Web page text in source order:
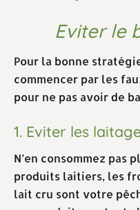
Eviter le
Pour la bonne
commencer par les
pour ne pas avoir de
1. Eviter les
N’en consommez pas
produits laitiers, les
lait cru sont votre